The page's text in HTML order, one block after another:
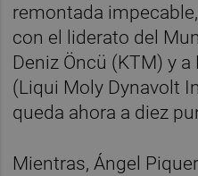
remontada
con el liderato del
Deniz Öncü (KTM) y
(Liqui Moly Dynavolt
queda ahora a diez
Mientras, Ángel